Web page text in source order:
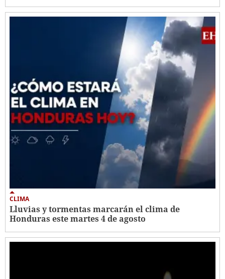
CLIMA
Lluvias y tormentas marcarán el clima de
Honduras este martes 4 de agosto